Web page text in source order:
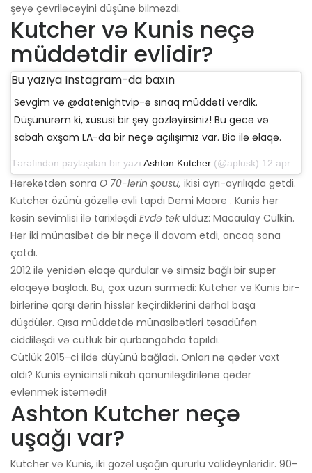
şeyə çevriləcəyini düşünə bilməzdi.
Kutcher və Kunis neçə
müddətdir evlidir?
Bu yazıya Instagram-da baxın
Sevgim və @datenightvip-ə sınaq müddəti verdik.
Düşünürəm ki, xüsusi bir şey gözləyirsiniz! Bu gecə və
sabah axşam LA-da bir neçə açılışımız var. Bio ilə əlaqə.
Tərəfindən paylaşılan bir yazı Ashton Kutcher (@aplusk) 12 aprel 2019-cu il, saat 14: 50-də PDT
Hərəkətdən sonra O 70-lərin şousu, ikisi ayrı-ayrılıqda getdi.
Kutcher özünü gözəllə evli tapdı Demi Moore . Kunis hər
kəsin sevimlisi ilə tarixləşdi Evdə təkulduz: Macaulay Culkin.
Hər iki münasibət də bir neçə il davam etdi, ancaq sona
çatdı.
2012 ilə yenidən əlaqə qurdular və simsiz bağlı bir super
əlaqəyə başladı. Bu, çox uzun sürmədi: Kutcher və Kunis bir-
birlərinə qarşı dərin hisslər keçirdiklərini dərhal başa
düşdülər. Qısa müddətdə münasibətləri təsadüfən
ciddiləşdi və cütlük bir qurbangahda tapıldı.
Cütlük 2015-ci ildə düyünü bağladı. Onları nə qədər vaxt
aldı? Kunis eynicinsli nikah qanuniləşdirilənə qədər
evlənmək istəmədi!
Ashton Kutcher neçə
uşağı var?
Kutcher və Kunis, iki gözəl uşağın qürurlu valideynləridir. 90-